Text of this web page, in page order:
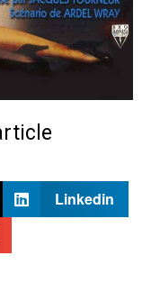
Linkedin